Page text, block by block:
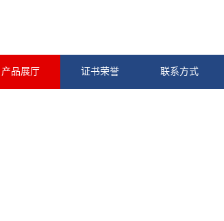
产品展厅 证书荣誉 联系方式